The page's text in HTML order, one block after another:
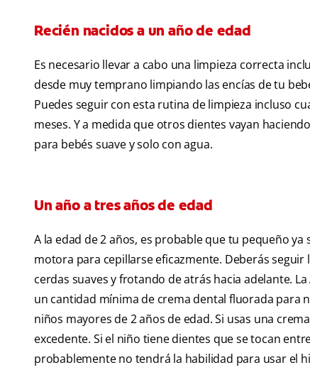
Recién nacidos a un año de edad
Es necesario llevar a cabo una limpieza correcta
desde muy temprano limpiando las encías de tu
Puedes seguir con esta rutina de limpieza incluso
meses. Y a medida que otros dientes vayan
para bebés suave y solo con agua.
Un año a tres años de edad
A la edad de 2 años, es probable que tu pequeño
motora para cepillarse eficazmente. Deberás
cerdas suaves y frotando de atrás hacia adelante.
un cantidad mínima de crema dental fluorada para
niños mayores de 2 años de edad. Si usas una
excedente. Si el niño tiene dientes que se tocan
probablemente no tendrá la habilidad para usar el